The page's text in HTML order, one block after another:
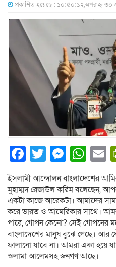
প্রকাশিত হয়েছে : ১০:৫০:১২,অপরাহ্ন ৩০
Facebook
Twitter
ইসলামী আন্দোলন বাংলাদেশের
মুহাম্মদ রেজাউল করিম বলেছেন,
একটা কাজে আরেকটা। আমাদের
করে ভারত ও আমেরিকার সাথে।
পারে, গোপন কেনো? সেই গোপনের
বাংলাদেশের মানুষ বুঝে গেছে। আর
ফালানো যাবে না। আমরা একা হয়ে
ওলামা আলেমসহ জনগণ আছে।